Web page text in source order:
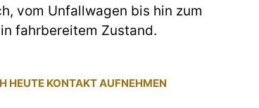
vom Unfallwagen bis hin zum
fahrbereitem Zustand.
HEUTE KONTAKT AUFNEHMEN